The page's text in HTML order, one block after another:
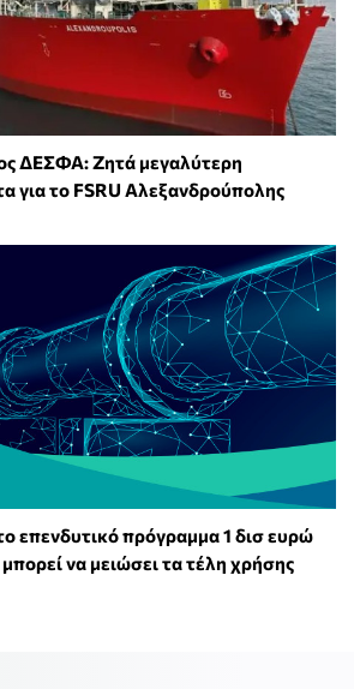
ΔΕΣΦΑ: Ζητά μεγαλύτερη
για το FSRU Αλεξανδρούπολης
επενδυτικό πρόγραμμα 1 δισ ευρώ
να μειώσει τα τέλη χρήσης